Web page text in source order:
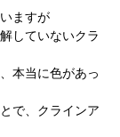
ますが
していないクラ
本当に色があっ
で、クラインア